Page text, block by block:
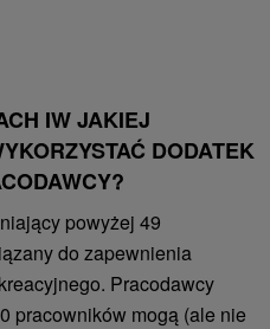
IW JAKIEJ
DODATEK
powyżej 49
do zapewnienia
Pracodawcy
pracowników mogą (ale nie